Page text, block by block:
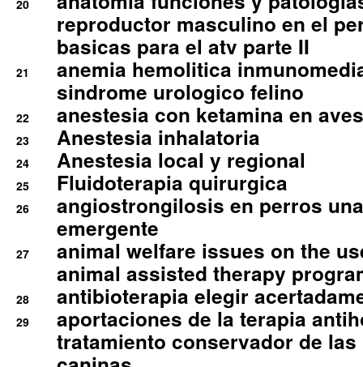
20
reproductor masculino en el
basicas para el atv parte II
21
anemia hemolitica
sindrome urologico felino
22 anestesia con ketamina en
23 Anestesia inhalatoria
24 Anestesia local y regional
25 Fluidoterapia quirurgica
26
angiostrongilosis en perros
emergente
27
animal welfare issues on the
animal assisted therapy
28 antibioterapia elegir
29
aportaciones de la terapia
tratamiento conservador de